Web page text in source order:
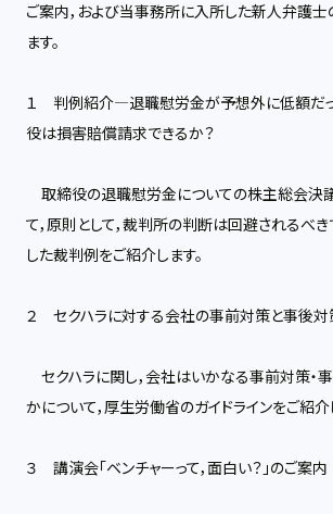
ご案内，および当事務所に入所した新人弁護士
ます。
１ 判例紹介―退職慰労金が予想外に低額だ
役は損害賠償請求できるか？
取締役の退職慰労金についての株主総会決
て，原則として，裁判所の判断は回避されるべ
した裁判例をご紹介します。
２ セクハラに対する会社の事前対策と事後対
セクハラに関し，会社はいかなる事前対策・
かについて，厚生労働省のガイドラインをご紹介
３ 講演会「ベンチャーって，面白い？」のご案内